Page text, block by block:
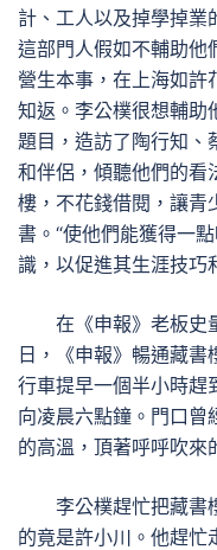
計、工人以及掉學掉業
這部門人假如不輔助他
營生本事，在上海如許
知返。李公樸很想輔助
題目，造訪了陶行知、
和伴侶，傾聽他們的看
樓，不花錢借閱，讓青
書。“使他們能獲得一
識，以促進其生涯技巧
在《申報》老板史
日，《申報》暢通藏
行車提早一個半小時趕
向凌晨六點鐘。門口
的高溫，頂著呼呼吹來
李公樸趕忙把藏書
的竟是許小川。他趕忙